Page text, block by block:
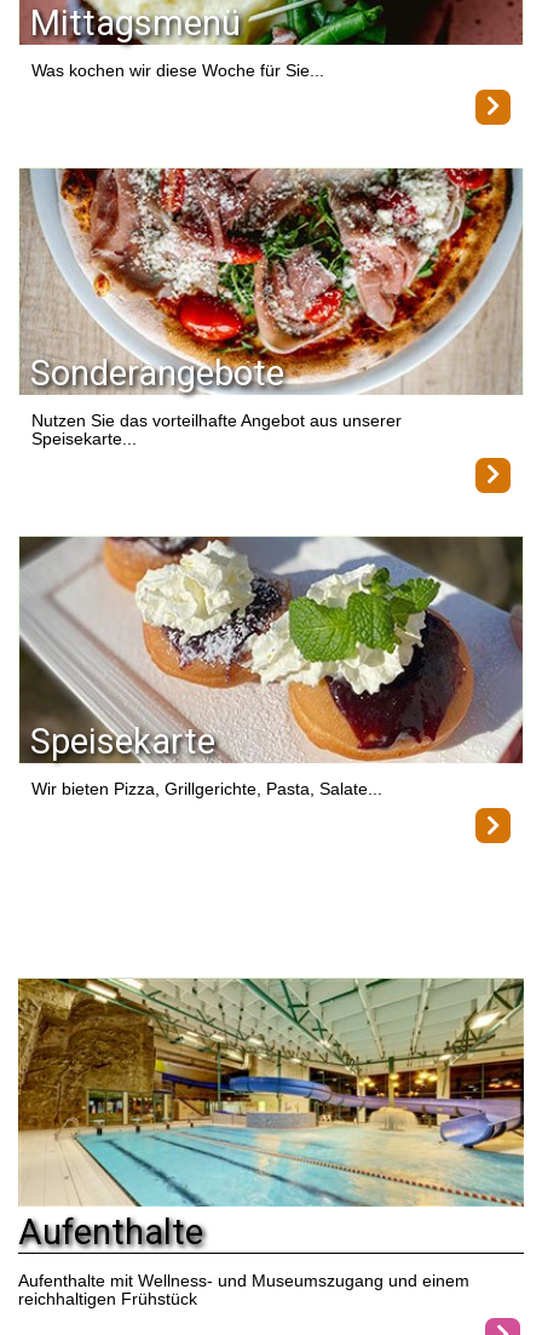
Mittagsmenü
Was kochen wir diese Woche für Sie...
Sonderangebote
Nutzen Sie das vorteilhafte Angebot aus unserer
Speisekarte...
Speisekarte
Wir bieten Pizza, Grillgerichte, Pasta, Salate...
Aufenthalte
Aufenthalte mit Wellness- und Museumszugang und einem
reichhaltigen Frühstück